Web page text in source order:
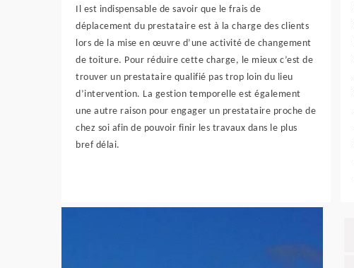
Il est indispensable de savoir que le frais de
déplacement du prestataire est à la charge des clients
lors de la mise en œuvre d’une activité de changement
de toiture. Pour réduire cette charge, le mieux c’est de
trouver un prestataire qualifié pas trop loin du lieu
d’intervention. La gestion temporelle est également
une autre raison pour engager un prestataire proche de
chez soi afin de pouvoir finir les travaux dans le plus
bref délai.